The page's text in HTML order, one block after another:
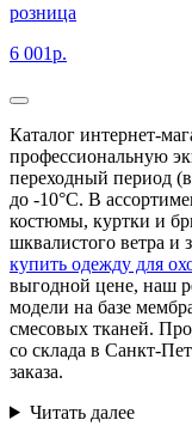
розница
6 001р.
Каталог интернет-
профессиональную
переходный период
до -10°C. В
костюмы, куртки и
шквалистого ветра и
купить одежду для
выгодной цене, наш
модели на базе
смесовых тканей.
со склада в Санкт-
заказа.
Читать далее